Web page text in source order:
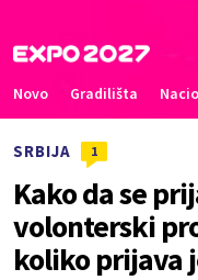
Novo Gradilišta
SRBIJA 1
Kako da se
volonterski
koliko prijava